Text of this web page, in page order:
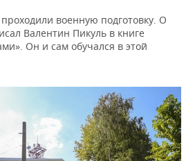
военную подготовку. О
Валентин Пикуль в книге
Он и сам обучался в этой